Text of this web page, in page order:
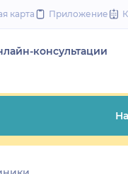
карта Приложение
консультации